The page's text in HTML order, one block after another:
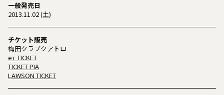
一般発売日
2013.11.02 (土)
チケット販売
梅田クラブクアトロ
e+ TICKET
TICKET PIA
LAWSON TICKET